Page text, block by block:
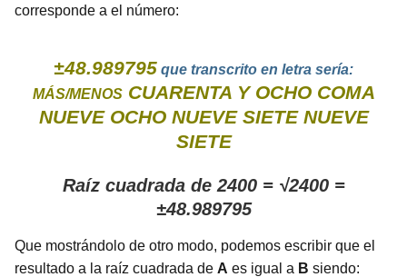
corresponde a el número:
±48.989795 que transcrito en letra sería:
MÁS/MENOS CUARENTA Y OCHO COMA
NUEVE OCHO NUEVE SIETE NUEVE
SIETE
Raíz cuadrada de 2400 = √2400 =
±48.989795
Que mostrándolo de otro modo, podemos escribir que el
resultado a la raíz cuadrada de A es igual a B siendo: